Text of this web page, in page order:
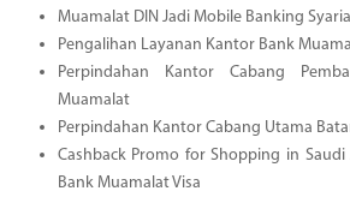
Muamalat DIN Jadi Mobile Banking
Pengalihan Layanan Kantor Bank
Perpindahan Kantor Cabang
Muamalat
Perpindahan Kantor Cabang Utama
Cashback Promo for Shopping in Saudi
Bank Muamalat Visa